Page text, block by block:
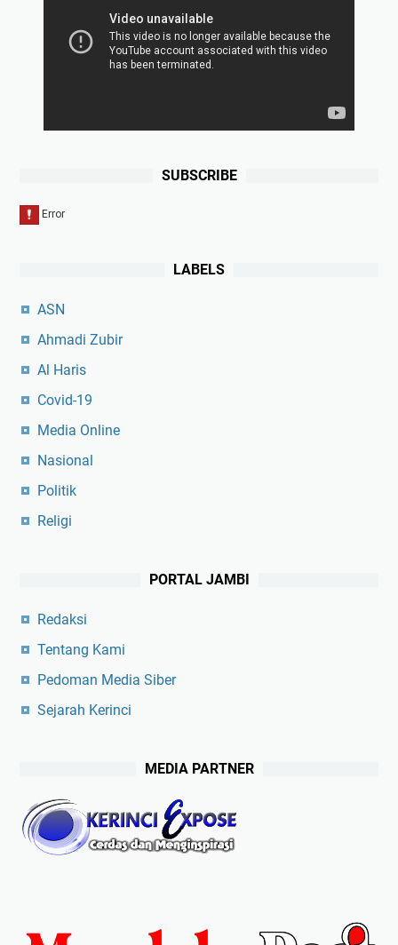
SUBSCRIBE
LABELS
ASN
Ahmadi Zubir
Al Haris
Covid-19
Media Online
Nasional
Politik
Religi
PORTAL JAMBI
Redaksi
Tentang Kami
Pedoman Media Siber
Sejarah Kerinci
MEDIA PARTNER